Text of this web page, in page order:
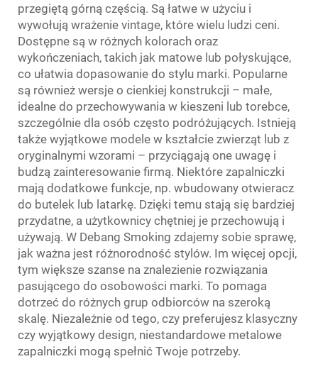
przegiętą górną częścią. Są łatwe w użyciu i
wywołują wrażenie vintage, które wielu ludzi ceni.
Dostępne są w różnych kolorach oraz
wykończeniach, takich jak matowe lub połyskujące,
co ułatwia dopasowanie do stylu marki. Popularne
są również wersje o cienkiej konstrukcji – małe,
idealne do przechowywania w kieszeni lub torebce,
szczególnie dla osób często podróżujących. Istnieją
także wyjątkowe modele w kształcie zwierząt lub z
oryginalnymi wzorami – przyciągają one uwagę i
budzą zainteresowanie firmą. Niektóre zapalniczki
mają dodatkowe funkcje, np. wbudowany otwieracz
do butelek lub latarkę. Dzięki temu stają się bardziej
przydatne, a użytkownicy chętniej je przechowują i
używają. W Debang Smoking zdajemy sobie sprawę,
jak ważna jest różnorodność stylów. Im więcej opcji,
tym większe szanse na znalezienie rozwiązania
pasującego do osobowości marki. To pomaga
dotrzeć do różnych grup odbiorców na szeroką
skalę. Niezależnie od tego, czy preferujesz klasyczny
czy wyjątkowy design, niestandardowe metalowe
zapalniczki mogą spełnić Twoje potrzeby.